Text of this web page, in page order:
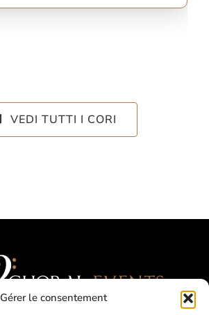
Gérer le consentement
VEDI TUTTI I CORI